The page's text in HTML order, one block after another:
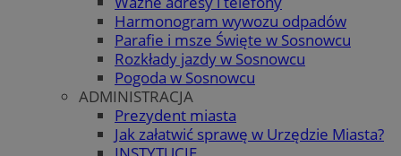
Harmonogram wywozu odpadów
Parafie i msze Święte w Sosnowcu
Rozkłady jazdy w Sosnowcu
Pogoda w Sosnowcu
ADMINISTRACJA
Prezydent miasta
Jak załatwić sprawę w Urzędzie Miasta?